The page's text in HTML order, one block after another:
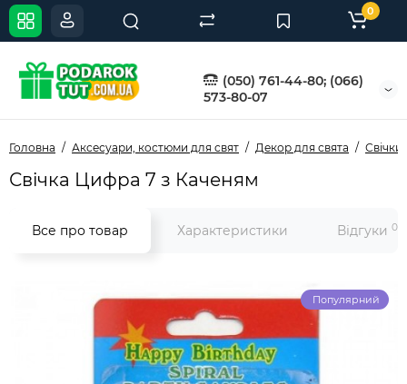
(050) 761-44-80; (066)
573-80-07
0
Головна Аксесуари, костюми для свят Декор для свята Свічки
Свічка Цифра 7 з Каченям
Все про товар Характеристики Відгуки 0
Популярний